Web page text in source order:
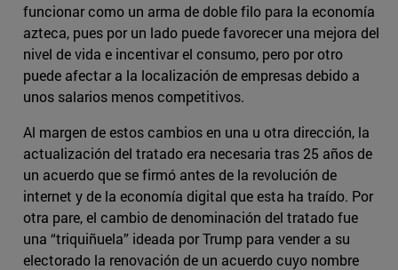
funcionar como un arma de doble filo para la economía
azteca, pues por un lado puede favorecer una mejora del
nivel de vida e incentivar el consumo, pero por otro
puede afectar a la localización de empresas debido a
unos salarios menos competitivos.
Al margen de estos cambios en una u otra dirección, la
actualización del tratado era necesaria tras 25 años de
un acuerdo que se firmó antes de la revolución de
internet y de la economía digital que esta ha traído. Por
otra pare, el cambio de denominación del tratado fue
una “triquiñuela” ideada por Trump para vender a su
electorado la renovación de un acuerdo cuyo nombre